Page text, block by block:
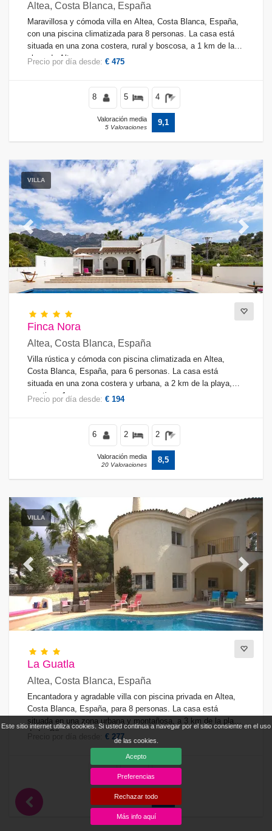
Este sitio internet utiliza cookies. Si usted continua a navegar por el sitio consiente en el uso
de las cookies.
Acepto
Preferencias
Rechazar todo
Más info aquí
Altea, Costa Blanca, España
Maravillosa y cómoda villa en Altea, Costa Blanca, España,
con una piscina climatizada para 8 personas. La casa está
situada en una zona costera, rural y boscosa, a 1 km de la
playa de Altea.
Precio por día desde: € 475
8 5 4
Valoración media
5 Valoraciones
9,1
VILLA
Previous Next
Finca Nora
Altea, Costa Blanca, España
Villa rústica y cómoda con piscina climatizada en Altea,
Costa Blanca, España, para 6 personas. La casa está
situada en una zona costera y urbana, a 2 km de la playa,
que tiene 1.
Precio por día desde: € 194
6 2 2
Valoración media
20 Valoraciones
8,5
VILLA
Previous Next
La Guatla
Altea, Costa Blanca, España
Encantadora y agradable villa con piscina privada en Altea,
Costa Blanca, España, para 8 personas. La casa está
situada en una zona urbana y montañosa, a 3 km de la playa
de La Olla.
€ 277
4
Valoración media